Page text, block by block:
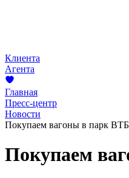
Клиента
Агента
Главная
Пресс-центр
Новости
Покупаем вагоны в парк
Покупаем